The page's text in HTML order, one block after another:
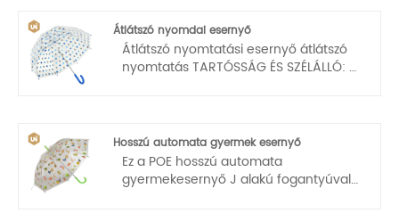
Átlátszó nyomdai esernyő
Átlátszó nyomtatási esernyő átlátszó
nyomtatás TARTÓSSÁG ÉS SZÉLÁLLÓ: A
ellenállóbbá teszik az átlátszó
esernyőket, hogy megakadályozzák a
heves esőzést és az erős szélet. Az ABS
műanyag fogantyú javítja a kézérzetet.
Hosszú automata gyermek esernyő
Ez a POE hosszú automata
gyermekesernyő J alakú fogantyúval